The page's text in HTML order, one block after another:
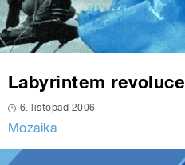
Labyrintem revoluce
6. listopad 2006
Mozaika